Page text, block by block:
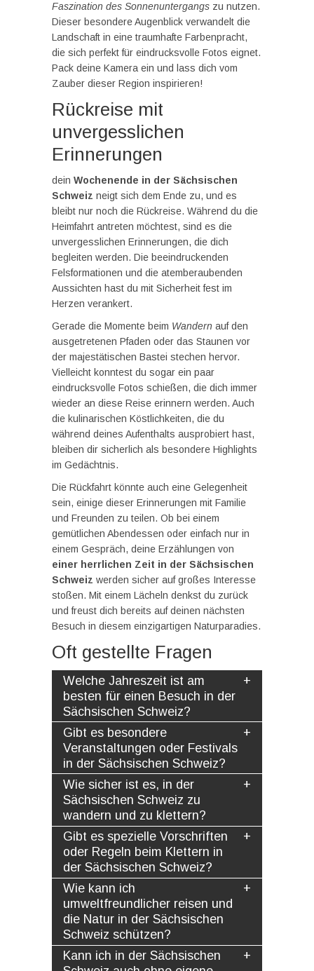
Faszination des Sonnenuntergangs zu nutzen.
Dieser besondere Augenblick verwandelt die
Landschaft in eine traumhafte Farbenpracht,
die sich perfekt für eindrucksvolle Fotos eignet.
Pack deine Kamera ein und lass dich vom
Zauber dieser Region inspirieren!
Rückreise mit
unvergesslichen
Erinnerungen
dein Wochenende in der Sächsischen
Schweiz neigt sich dem Ende zu, und es
bleibt nur noch die Rückreise. Während du die
Heimfahrt antreten möchtest, sind es die
unvergesslichen Erinnerungen, die dich
begleiten werden. Die beeindruckenden
Felsformationen und die atemberaubenden
Aussichten hast du mit Sicherheit fest im
Herzen verankert.
Gerade die Momente beim Wandern auf den
ausgetretenen Pfaden oder das Staunen vor
der majestätischen Bastei stechen hervor.
Vielleicht konntest du sogar ein paar
eindrucksvolle Fotos schießen, die dich immer
wieder an diese Reise erinnern werden. Auch
die kulinarischen Köstlichkeiten, die du
während deines Aufenthalts ausprobiert hast,
bleiben dir sicherlich als besondere Highlights
im Gedächtnis.
Die Rückfahrt könnte auch eine Gelegenheit
sein, einige dieser Erinnerungen mit Familie
und Freunden zu teilen. Ob bei einem
gemütlichen Abendessen oder einfach nur in
einem Gespräch, deine Erzählungen von
einer herrlichen Zeit in der Sächsischen
Schweiz werden sicher auf großes Interesse
stoßen. Mit einem Lächeln denkst du zurück
und freust dich bereits auf deinen nächsten
Besuch in diesem einzigartigen Naturparadies.
Oft gestellte Fragen
Welche Jahreszeit ist am
besten für einen Besuch in der
Sächsischen Schweiz?
Gibt es besondere
Veranstaltungen oder Festivals
in der Sächsischen Schweiz?
Wie sicher ist es, in der
Sächsischen Schweiz zu
wandern und zu klettern?
Gibt es spezielle Vorschriften
oder Regeln beim Klettern in
der Sächsischen Schweiz?
Wie kann ich
umweltfreundlicher reisen und
die Natur in der Sächsischen
Schweiz schützen?
Kann ich in der Sächsischen